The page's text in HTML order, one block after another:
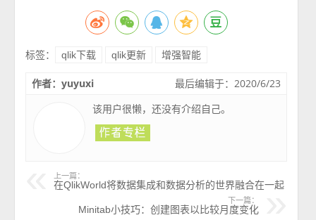
标签： qlik下载 qlik更新 增强智能
最后编辑于：2020/6/23
作者：yuyuxi
该用户很懒，还没有介绍自己。
上一篇：
在QlikWorld将数据集成和数据分析的世界融合在一起
下一篇：
Minitab小技巧：创建图表以比较月度变化